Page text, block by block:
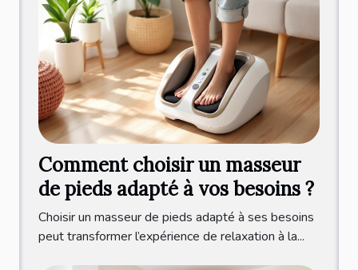
Comment choisir un masseur
de pieds adapté à vos besoins ?
Choisir un masseur de pieds adapté à ses besoins
peut transformer l’expérience de relaxation à la...